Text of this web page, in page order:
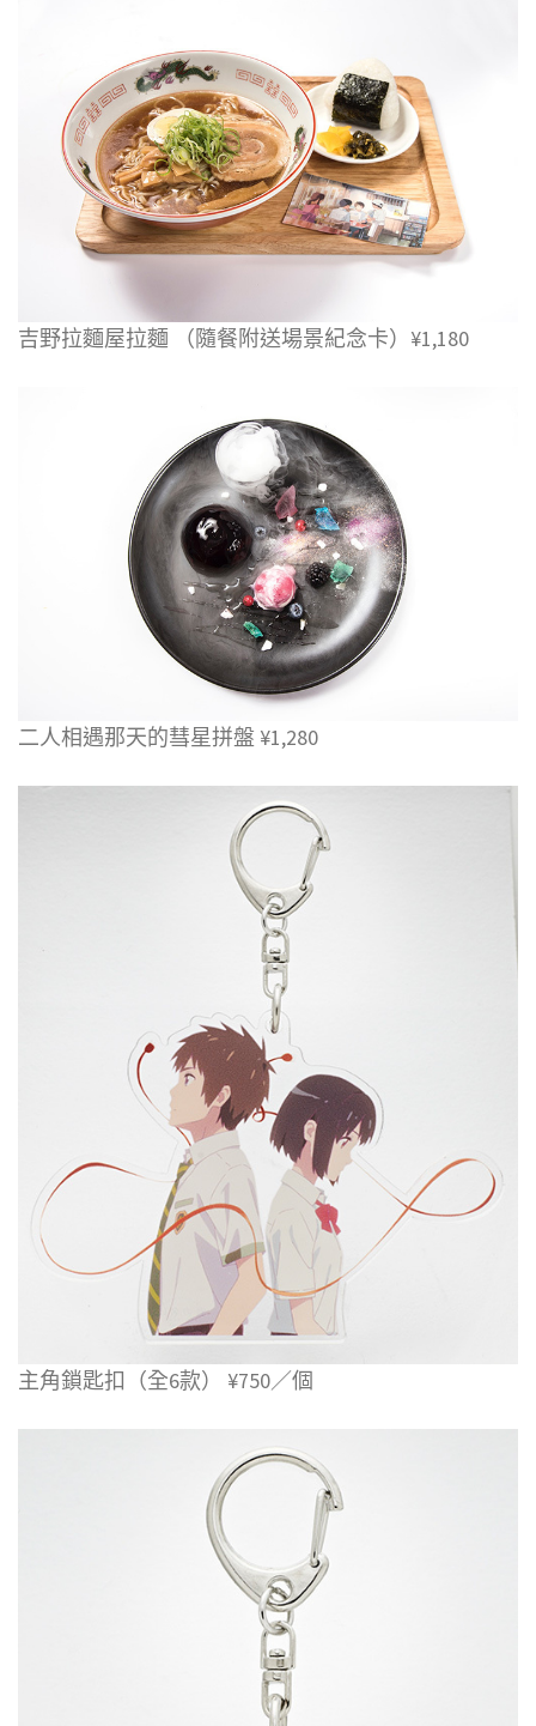
吉野拉麵屋拉麵 （隨餐附送場景紀念卡）¥1,180
二人相遇那天的彗星拼盤 ¥1,280
主角鎖匙扣（全6款） ¥750／個